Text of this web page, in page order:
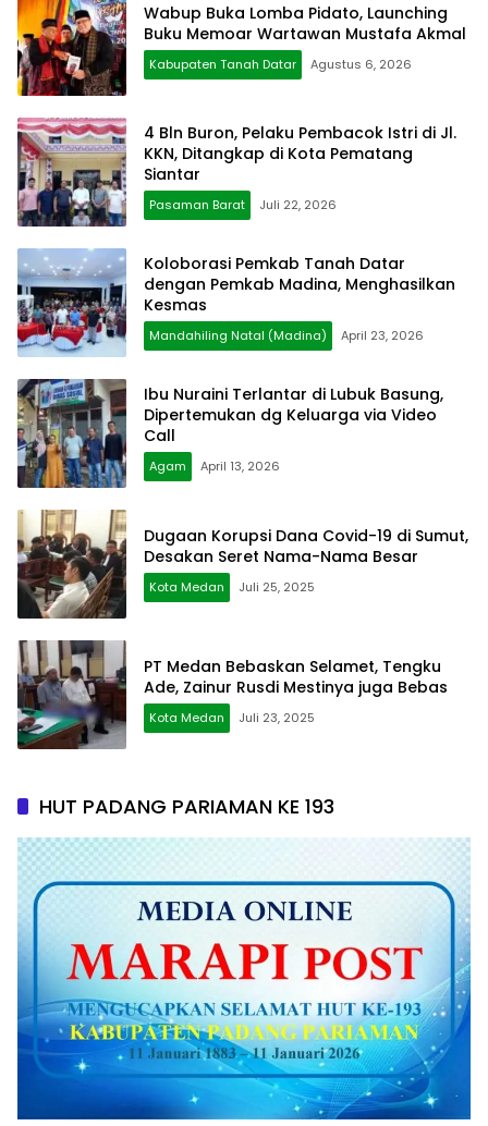
Wabup Buka Lomba Pidato, Launching
Buku Memoar Wartawan Mustafa Akmal
Kabupaten Tanah Datar Agustus 6, 2026
4 Bln Buron, Pelaku Pembacok Istri di Jl.
KKN, Ditangkap di Kota Pematang
Siantar
Pasaman Barat Juli 22, 2026
Koloborasi Pemkab Tanah Datar
dengan Pemkab Madina, Menghasilkan
Kesmas
Mandahiling Natal (Madina) April 23, 2026
Ibu Nuraini Terlantar di Lubuk Basung,
Dipertemukan dg Keluarga via Video
Call
Agam April 13, 2026
Dugaan Korupsi Dana Covid-19 di Sumut,
Desakan Seret Nama-Nama Besar
Kota Medan Juli 25, 2025
PT Medan Bebaskan Selamet, Tengku
Ade, Zainur Rusdi Mestinya juga Bebas
Kota Medan Juli 23, 2025
HUT PADANG PARIAMAN KE 193